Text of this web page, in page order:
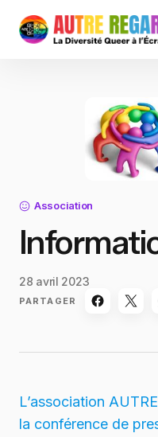
Association
28 avril 2023
PARTAGER
L’association
la conférence de